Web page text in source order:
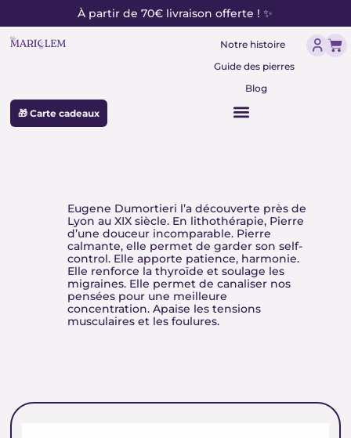
au
contenu
À partir de 70€ livraison offerte ! ✨
Notre histoire
Guide des pierres
Blog
🎁 Carte cadeaux
Eugene Dumortieri l’a découverte près de
Lyon au XIX siècle. En lithothérapie, Pierre
d’une douceur incomparable. Pierre
calmante, elle permet de garder son self-
control. Elle apporte patience, harmonie.
Elle renforce la thyroïde et soulage les
migraines. Elle permet de canaliser nos
pensées pour une meilleure
concentration. Apaise les tensions
musculaires et les foulures.